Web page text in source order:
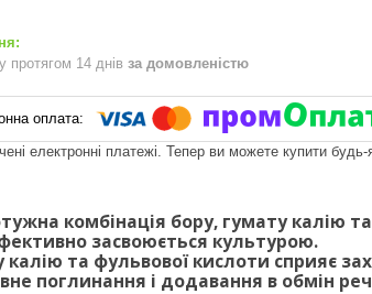
протягом 14 днів за домовленістю
електронні платежі. Тепер ви можете купити
комбінація бору, гумату калію
засвоюється культурою.
та фульвової кислоти сприяє
поглинання і додавання в обмін